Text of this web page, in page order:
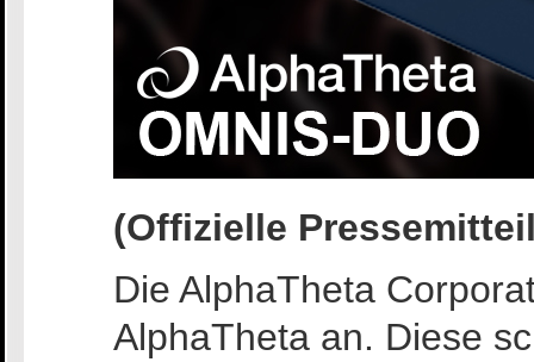
(Offizielle
Die AlphaTheta
AlphaTheta an. Diese